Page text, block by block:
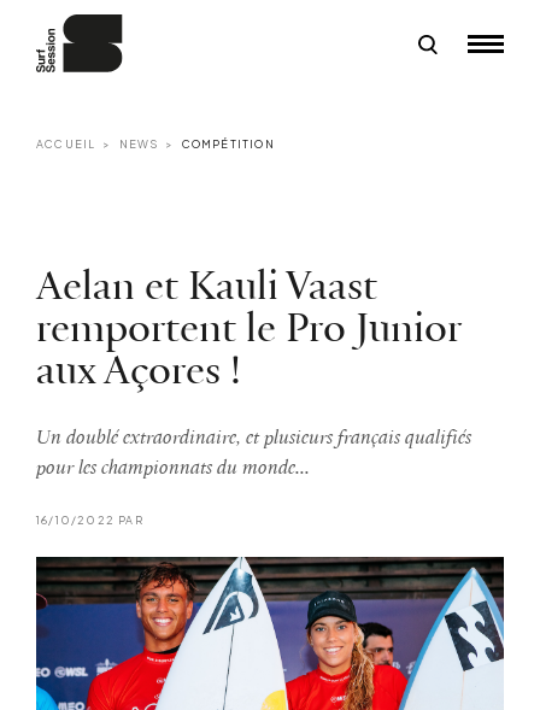
ACCUEIL NEWS COMPÉTITION
Aelan et Kauli Vaast
remportent le Pro Junior
aux Açores !
Un doublé extraordinaire, et plusieurs français qualifiés
pour les championnats du monde...
16/10/2022 PAR